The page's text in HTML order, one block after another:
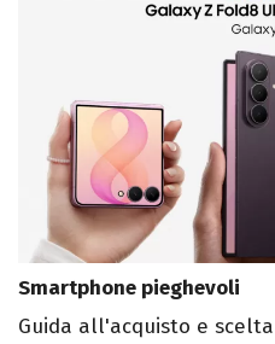
Smartphone pieghevoli
Guida all'acquisto e